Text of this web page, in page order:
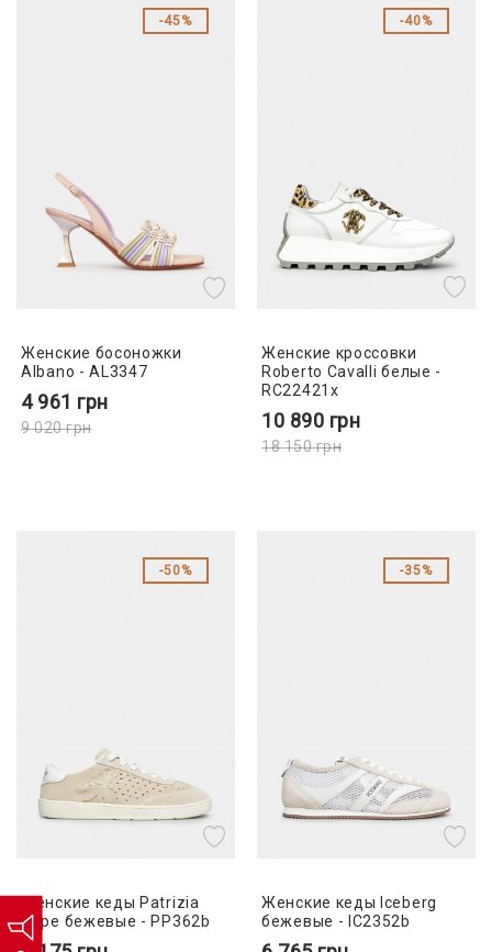
45%
Женские босоножки
Albano - AL3347
4 961 грн
9 020грн
40%
Женские кроссовки
Roberto Cavalli белые -
RC22421x
10 890 грн
18 150грн
50%
Женские кеды Patrizia
Pepe бежевые - PP362b
35%
Женские кеды Iceberg
бежевые - IC2352b